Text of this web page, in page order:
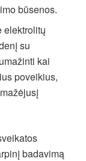
būsenos.
elektrolitų
su
kai
poveikius,
badavimą